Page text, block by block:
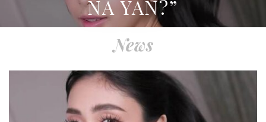
NA YAN?”
News